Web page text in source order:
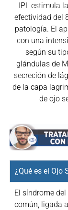
IPL estimula
efectividad del
patología. El
con una
según su
glándulas de
secreción de
de la capa
de ojo
¿Qué es el Ojo
El síndrome
común, ligada